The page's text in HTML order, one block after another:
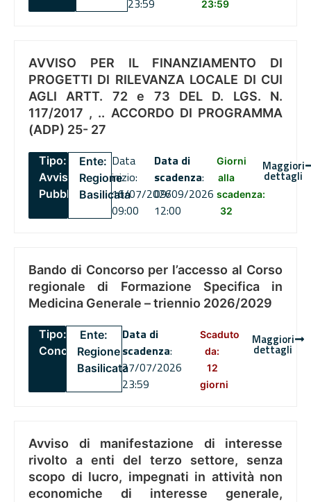
23:59
23:59
AVVISO PER IL FINANZIAMENTO DI
PROGETTI DI RILEVANZA LOCALE DI CUI
AGLI ARTT. 72 e 73 DEL D. LGS. N.
117/2017 , .. ACCORDO DI PROGRAMMA
(ADP) 25- 27
Tipo:
Avviso
Pubblico
Ente:
Regione
Basilicata
Data
inizio:
16/07/2026
09:00
Data di
scadenza:
09/09/2026
12:00
Giorni
alla
scadenza:
32
Maggiori
dettagli
Bando di Concorso per l’accesso al Corso
regionale di Formazione Specifica in
Medicina Generale – triennio 2026/2029
Tipo:
Concorsi
Ente:
Regione
Basilicata
Data di
scadenza:
27/07/2026
23:59
Scaduto
da:
12
giorni
Maggiori
dettagli
Avviso di manifestazione di interesse
rivolto a enti del terzo settore, senza
scopo di lucro, impegnati in attività non
economiche di interesse generale,